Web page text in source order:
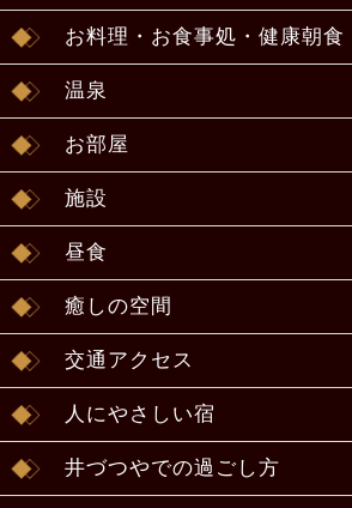
お料理・お食事処・健康朝食
温泉
お部屋
施設
昼食
癒しの空間
交通アクセス
人にやさしい宿
井づつやでの過ごし方